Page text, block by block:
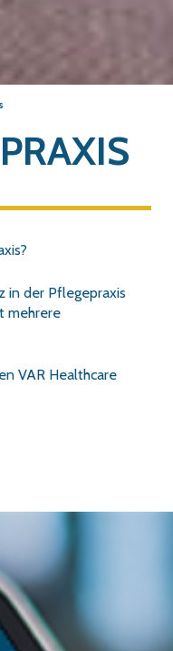
in der Pflegepraxis
mehrere
VAR Healthcare